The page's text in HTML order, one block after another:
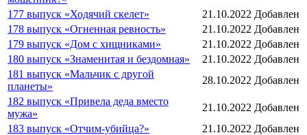
177 выпуск «Ходячий скелет»
21.10.2022 Добавлен
178 выпуск «Огненная ревность»
21.10.2022 Добавлен
179 выпуск «Дом с хищниками»
21.10.2022 Добавлен
180 выпуск «Знаменитая и бездомная»
21.10.2022 Добавлен
181 выпуск «Мальчик с другой
планеты»
28.10.2022 Добавлен
182 выпуск «Привела деда вместо
мужа»
21.10.2022 Добавлен
183 выпуск «Отчим-убийца?»
21.10.2022 Добавлен